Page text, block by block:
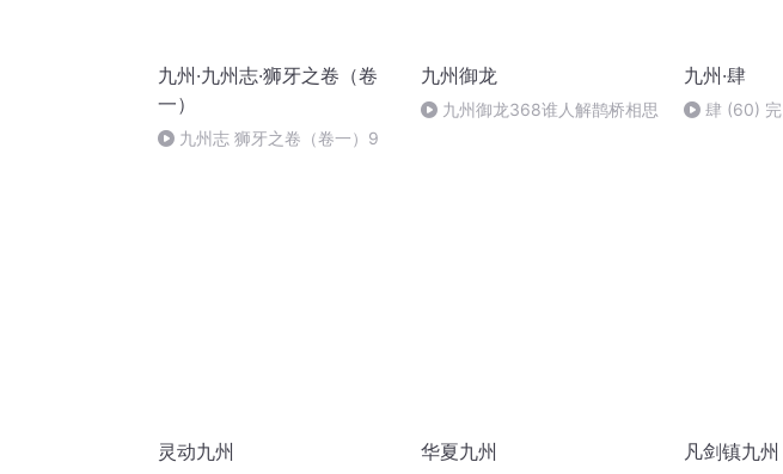
九州·九州志·狮牙之卷（卷
一）
九州志 狮牙之卷（卷一）9
九州御龙
九州御龙368谁人解鹊桥相思
九州·肆
肆 (60) 完
灵动九州 华夏九州 凡剑镇九州